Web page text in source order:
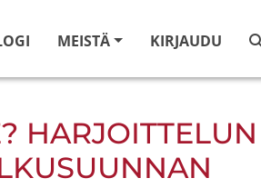
MEISTÄ KIRJAUDU
HARJOITTELUN